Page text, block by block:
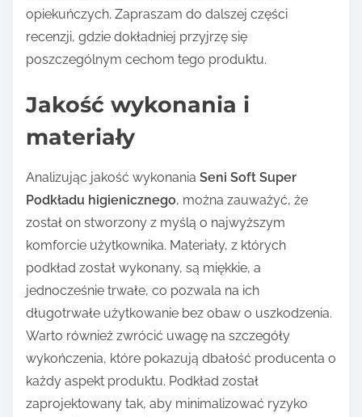
opiekuńczych. Zapraszam do dalszej części
recenzji, gdzie dokładniej przyjrzę się
poszczególnym cechom tego produktu.
Jakość wykonania i
materiały
Analizując jakość wykonania Seni Soft Super
Podkładu higienicznego, można zauważyć, że
został on stworzony z myślą o najwyższym
komforcie użytkownika. Materiały, z których
podkład został wykonany, są miękkie, a
jednocześnie trwałe, co pozwala na ich
długotrwałe użytkowanie bez obaw o uszkodzenia.
Warto również zwrócić uwagę na szczegóły
wykończenia, które pokazują dbałość producenta o
każdy aspekt produktu. Podkład został
zaprojektowany tak, aby minimalizować ryzyko